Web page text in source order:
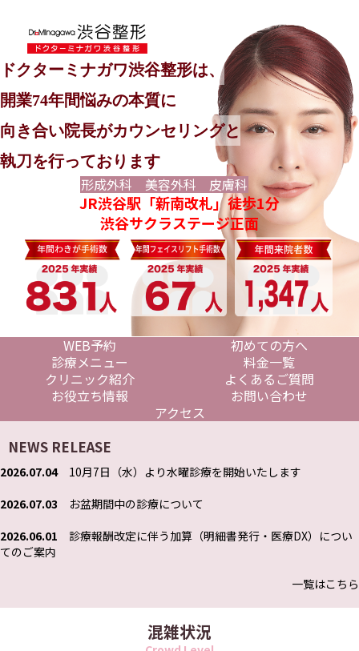
ドクターミナガワ渋谷整形は、
開業74年間悩みの本質に
向き合い院長がカウンセリングと
執刀を行っております
形成外科 美容外科 皮膚科
JR渋谷駅「新南改札」徒歩1分
渋谷サクラステージ正面
WEB予約
初めての方へ
診療メニュー
料金一覧
クリニック紹介
よくあるご質問
お役立ち情報
お問い合わせ
アクセス
NEWS RELEASE
2026.07.04 10月7日（水）より水曜診療を開始いたします
2026.07.03 お盆期間中の診療について
2026.06.01 診療報酬改定に伴う加算（明細書発行・医療DX）につい
てのご案内
一覧はこちら
混雑状況